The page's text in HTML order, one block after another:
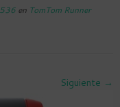
en TomTom Runner
Siguiente →